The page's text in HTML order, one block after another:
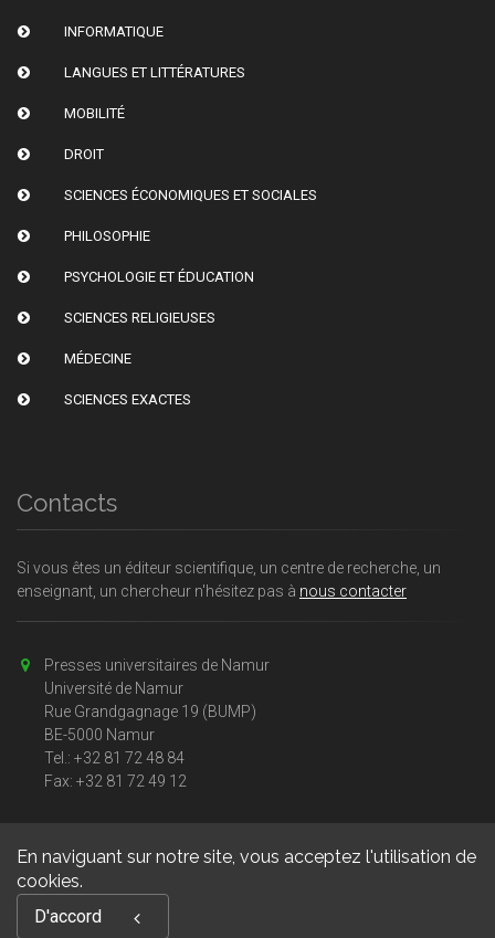
En naviguant sur notre site, vous acceptez l'utilisation de
cookies.
D'accord
INFORMATIQUE
LANGUES ET LITTÉRATURES
MOBILITÉ
DROIT
SCIENCES ÉCONOMIQUES ET SOCIALES
PHILOSOPHIE
PSYCHOLOGIE ET ÉDUCATION
SCIENCES RELIGIEUSES
MÉDECINE
SCIENCES EXACTES
Contacts
Si vous êtes un éditeur scientifique, un centre de recherche, un
enseignant, un chercheur n'hésitez pas à nous contacter
Presses universitaires de Namur
Université de Namur
Rue Grandgagnage 19 (BUMP)
BE-5000 Namur
Tel.: +32 81 72 48 84
Fax: +32 81 72 49 12
Copyright © 2026, Presses universitaires Namur. Powered by